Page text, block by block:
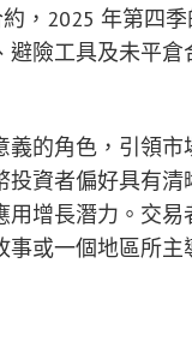
，2025 年第四
險工具及未平
的角色，引領
資者偏好具有
增長潛力。交
或一個地區所主